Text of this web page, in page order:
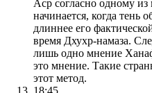
Аср согласно одному
начинается, когда тень
длиннее его
время Дхухр-намаза.
лишь одно мнение
это мнение. Такие
этот метод.
18:45